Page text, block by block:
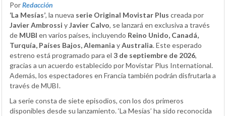
PorRedacción
‘La Mesías’, la nueva serie Original Movistar Plus creada por
Javier Ambrossi yJavier Calvo, se lanzará en exclusiva a través
de MUBI en varios países, incluyendo Reino Unido, Canadá,
Turquía, Países Bajos, Alemania yAustralia. Este esperado
estreno está programado para el 3 de septiembre de 2026,
gracias a un acuerdo establecido por Movistar Plus International.
Además, los espectadores en Francia también podrán disfrutarla a
través de MUBI.
La serie consta de siete episodios, con los dos primeros
disponibles desde su lanzamiento. ‘La Mesías’ ha sido reconocida